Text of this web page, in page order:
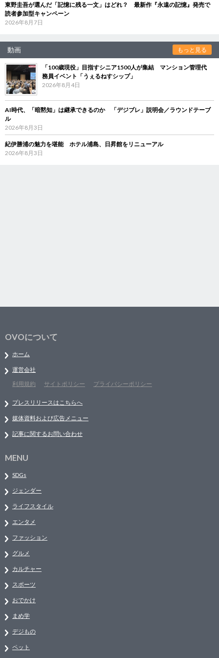
東野圭吾が選んだ「記憶に残る一文」はどれ？ 最新作『永遠の記憶』発売で
読者参加型キャンペーン
2026年8月7日
動画 もっと見る
「100歳現役」目指すシニア1500人が集結 マンション管理代
務員イベント「うぇるねすシップ」
2026年8月4日
AI時代、「暗黙知」は継承できるのか 「デジブレ」説明会／ラウンドテーブ
ル
2026年8月3日
紀伊勝浦の魅力を堪能 ホテル浦島、日昇館をリニューアル
2026年8月3日
OVOについて
ホーム
運営会社
利用規約
サイトポリシー プライバシーポリシー
プレスリリースはこちらへ
媒体資料および広告メニュー
記事に関するお問い合わせ
MENU
SDGs
ジェンダー
ライフスタイル
エンタメ
ファッション
グルメ
カルチャー
スポーツ
おでかけ
まめ学
デジもの
ペット